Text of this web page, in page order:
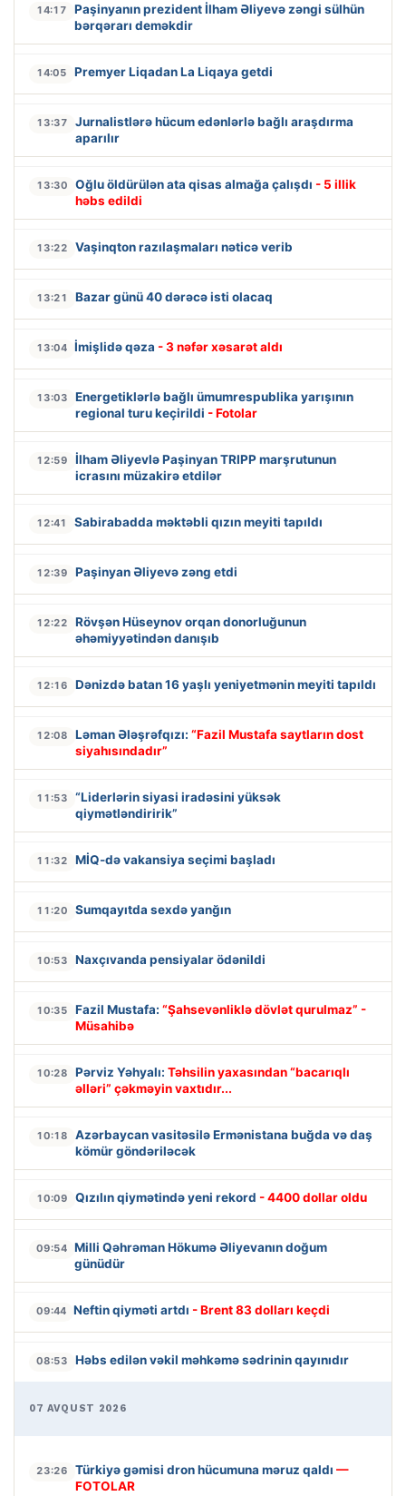
14:17
Paşinyanın prezident İlham Əliyevə zəngi sülhün
bərqərarı deməkdir
14:05 Premyer Liqadan La Liqaya getdi
13:37
Jurnalistlərə hücum edənlərlə bağlı araşdırma
aparılır
13:30 Oğlu öldürülən ata qisas almağa çalışdı - 5 illik
həbs edildi
13:22 Vaşinqton razılaşmaları nəticə verib
13:21 Bazar günü 40 dərəcə isti olacaq
13:04 İmişlidə qəza - 3 nəfər xəsarət aldı
13:03
Energetiklərlə bağlı ümumrespublika yarışının
regional turu keçirildi - Fotolar
12:59
İlham Əliyevlə Paşinyan TRIPP marşrutunun
icrasını müzakirə etdilər
12:41 Sabirabadda məktəbli qızın meyiti tapıldı
12:39 Paşinyan Əliyevə zəng etdi
12:22
Rövşən Hüseynov orqan donorluğunun
əhəmiyyətindən danışıb
12:16 Dənizdə batan 16 yaşlı yeniyetmənin meyiti tapıldı
12:08 Ləman Ələşrəfqızı: “Fazil Mustafa saytların dost
siyahısındadır”
11:53
“Liderlərin siyasi iradəsini yüksək
qiymətləndiririk”
11:32 MİQ-də vakansiya seçimi başladı
11:20 Sumqayıtda sexdə yanğın
10:53 Naxçıvanda pensiyalar ödənildi
10:35 Fazil Mustafa: “Şahsevənliklə dövlət qurulmaz” -
Müsahibə
10:28 Pərviz Yəhyalı: Təhsilin yaxasından “bacarıqlı
əlləri” çəkməyin vaxtıdır...
10:18
Azərbaycan vasitəsilə Ermənistana buğda və daş
kömür göndəriləcək
10:09 Qızılın qiymətində yeni rekord - 4400 dollar oldu
09:54 Milli Qəhrəman Hökumə Əliyevanın doğum
günüdür
09:44 Neftin qiyməti artdı - Brent 83 dolları keçdi
08:53 Həbs edilən vəkil məhkəmə sədrinin qayınıdır
07 AVQUST 2026
23:26 Türkiyə gəmisi dron hücumuna məruz qaldı —
FOTOLAR